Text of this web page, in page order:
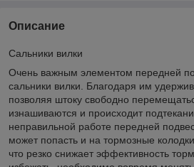
Описание
Сальники вилки
Очень важным элементом передней
сальники вилки. Благодаря им
позволяя штоку свободно
изнашиваются и происходит
неправильной работе передней
может попасть и на тормозные
что резко снижает эффективность